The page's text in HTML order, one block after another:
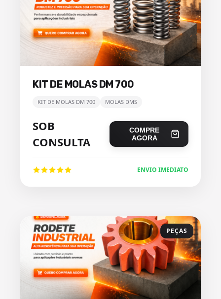
KIT DE MOLAS DM 700
KIT DE MOLAS DM 700 MOLAS DMS
SOB
CONSULTA
COMPRE
AGORA
ENVIO IMEDIATO
PEÇAS